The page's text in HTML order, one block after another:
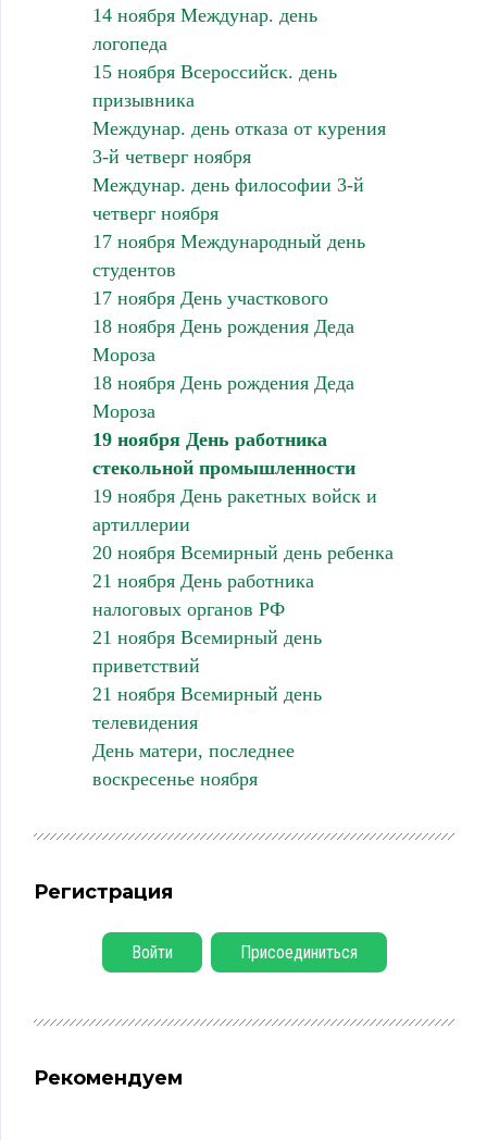
14 ноября Междунар. день
логопеда
15 ноября Всероссийск. день
призывника
Междунар. день отказа от курения
3-й четверг ноября
Междунар. день философии 3-й
четверг ноября
17 ноября Международный день
студентов
17 ноября День участкового
18 ноября День рождения Деда
Мороза
18 ноября День рождения Деда
Мороза
19 ноября День работника
стекольной промышленности
19 ноября День ракетных войск и
артиллерии
20 ноября Всемирный день ребенка
21 ноября День работника
налоговых органов РФ
21 ноября Всемирный день
приветствий
21 ноября Всемирный день
телевидения
День матери, последнее
воскресенье ноября
Регистрация
Войти Присоединиться
Рекомендуем